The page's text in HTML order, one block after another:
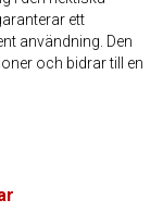
ett
användning. Den
och bidrar till en